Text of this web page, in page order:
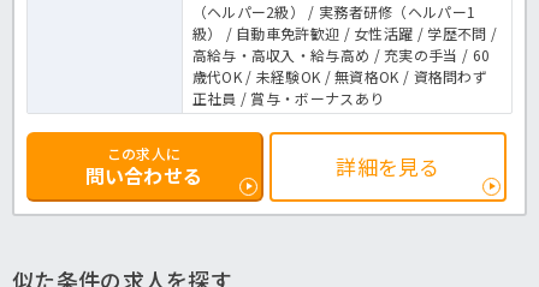
（ヘルパー2級） / 実務者研修（ヘルパー1
級） / 自動車免許歓迎 / 女性活躍 / 学歴不問 /
高給与・高収入・給与高め / 充実の手当 / 60
歳代OK / 未経験OK / 無資格OK / 資格問わず
正社員 / 賞与・ボーナスあり
この求人に
問い合わせる 詳細を見る
似た条件の求人を探す